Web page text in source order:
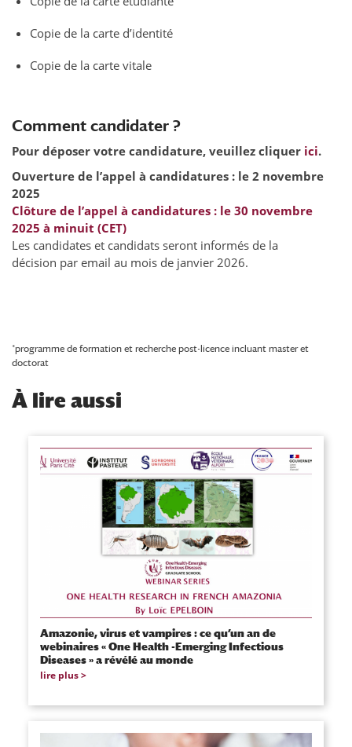
Copie de la carte d’identité
Copie de la carte vitale
Comment candidater ?
Pour déposer votre candidature, veuillez cliquer ici.
Ouverture de l’appel à candidatures : le 2 novembre
2025
Clôture de l’appel à candidatures : le 30 novembre
2025 à minuit (CET)
Les candidates et candidats seront informés de la
décision par email au mois de janvier 2026.
*programme de formation et recherche post-licence incluant master et
doctorat
À lire aussi
Amazonie, virus et vampires : ce qu’un an de
webinaires « One Health -Emerging Infectious
Diseases » a révélé au monde
lire plus